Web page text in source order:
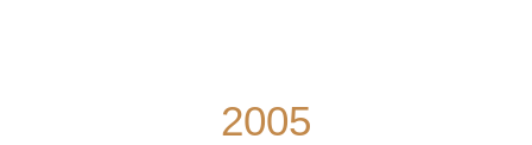
2005